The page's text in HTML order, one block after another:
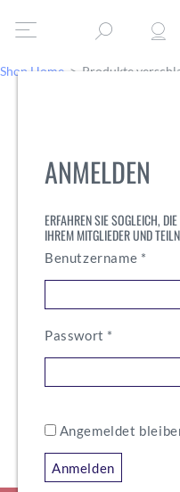
Shop Home > Produkte
ANMELDEN
ERFAHREN SIE SOGLEICH,
IHREM MITGLIEDER UND
Benutzername *
Passwort *
Angemeldet
Anmelden